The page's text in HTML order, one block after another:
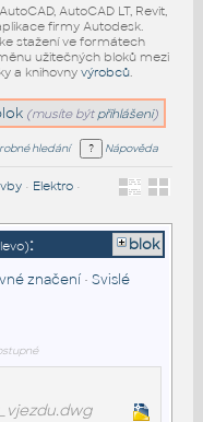
AutoCAD LT, Revit,
firmy Autodesk.
stažení ve formátech
užitečných bloků mezi
a knihovny výrobců.
(musíte být přihlášeni)
hledání Nápověda
• Elektro•
: blok
značení• Svislé